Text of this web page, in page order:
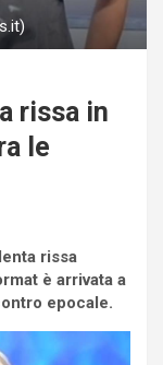
rissa in
le
rissa
è arrivata a
epocale.